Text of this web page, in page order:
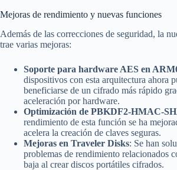
Mejoras de rendimiento y nuevas funciones
Además de las correcciones de seguridad, la
trae varias mejoras:
Soporte para hardware AES en
dispositivos con esta arquitectura ahora
beneficiarse de un cifrado más rápido
aceleración por hardware.
Optimización de PBKDF2-HMAC-
rendimiento de esta función se ha
acelera la creación de claves seguras.
Mejoras en Traveler Disks: Se han
problemas de rendimiento relacionados
baja al crear discos portátiles cifrados.